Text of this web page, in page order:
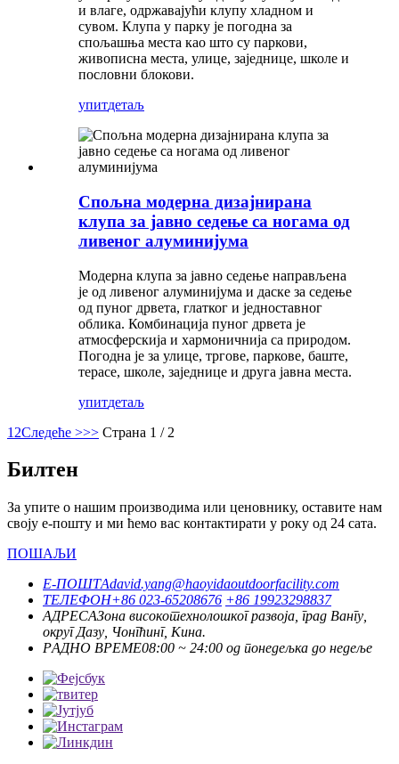
и влаге, одржавајући клупу хладном и
сувом. Клупа у парку је погодна за
спољашња места као што су паркови,
живописна места, улице, заједнице, школе и
пословни блокови.
упитдетаљ
Спољна модерна дизајнирана
клупа за јавно седење са ногама од
ливеног алуминијума
Модерна клупа за јавно седење направљена
је од ливеног алуминијума и даске за седење
од пуног дрвета, глатког и једноставног
облика. Комбинација пуног дрвета је
атмосферскија и хармоничнија са природом.
Погодна је за улице, тргове, паркове, баште,
терасе, школе, заједнице и друга јавна места.
упитдетаљ
1 2Следеће >>> Страна 1 / 2
Билтен
За упите о нашим производима или ценовнику, оставите нам
своју е-пошту и ми ћемо вас контактирати у року од 24 сата.
ПОШАЉИ
Е-ПОШТАdavid.yang@haoyidaoutdoorfacility.com
ТЕЛЕФОН+86 023-65208676 +86 19923298837
АДРЕСАЗона високотехнолошког развоја, град Вангу,
округ Дазу, Чонгћинг, Кина.
РАДНО ВРЕМЕ08:00 ~ 24:00 од понедељка до недеље